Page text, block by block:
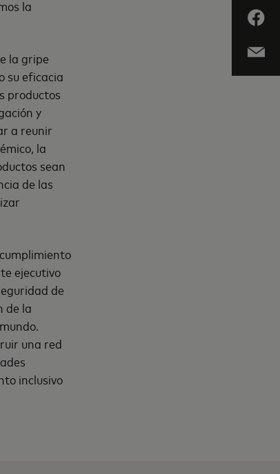
la
la gripe
su eficacia
productos
y
a reunir
la
sean
de las
ejecutivo
de
de la
una red
inclusivo